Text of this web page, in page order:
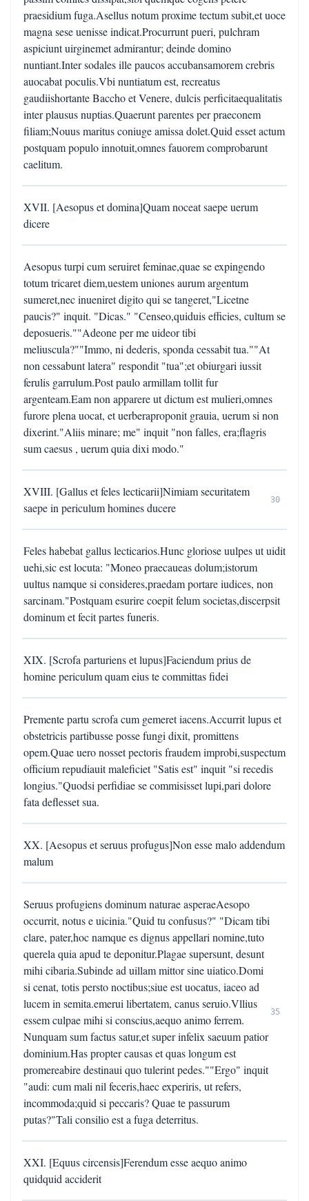
praesidium fuga.Asellus notum proxime tectum subit,et uoce
magna sese uenisse indicat.Procurrunt pueri, pulchram
aspiciunt uirginemet admirantur; deinde domino
nuntiant.Inter sodales ille paucos accubansamorem crebris
auocabat poculis.Vbi nuntiatum est, recreatus
gaudiishortante Baccho et Venere, dulcis perficitaequalitatis
inter plausus nuptias.Quaerunt parentes per praeconem
filiam;Nouus maritus coniuge amissa dolet.Quid esset actum
postquam populo innotuit,omnes fauorem comprobarunt
caelitum.
XVII. [Aesopus et domina]Quam noceat saepe uerum
dicere
Aesopus turpi cum seruiret feminae,quae se expingendo
totum tricaret diem,uestem uniones aurum argentum
sumeret,nec inueniret digito qui se tangeret,"Licetne
paucis?" inquit. "Dicas." "Censeo,quiduis efficies, cultum se
deposueris.""Adeone per me uideor tibi
meliuscula?""Immo, ni dederis, sponda cessabit tua.""At
non cessabunt latera" respondit "tua";et obiurgari iussit
ferulis garrulum.Post paulo armillam tollit fur
argenteam.Eam non apparere ut dictum est mulieri,omnes
furore plena uocat, et uerberaproponit grauia, uerum si non
dixerint."Aliis minare; me" inquit "non falles, era;flagris
sum caesus , uerum quia dixi modo."
XVIII. [Gallus et feles lecticarii]Nimiam securitatem
saepe in periculum homines ducere
30
Feles habebat gallus lecticarios.Hunc gloriose uulpes ut uidit
uehi,sic est locuta: "Moneo praecaueas dolum;istorum
uultus namque si consideres,praedam portare iudices, non
sarcinam."Postquam esurire coepit felum societas,discerpsit
dominum et fecit partes funeris.
XIX. [Scrofa parturiens et lupus]Faciendum prius de
homine periculum quam eius te committas fidei
Premente partu scrofa cum gemeret iacens.Accurrit lupus et
obstetricis partibusse posse fungi dixit, promittens
opem.Quae uero nosset pectoris fraudem improbi,suspectum
officium repudiauit maleficiet "Satis est" inquit "si recedis
longius."Quodsi perfidiae se commisisset lupi,pari dolore
fata deflesset sua.
XX. [Aesopus et seruus profugus]Non esse malo addendum
malum
Seruus profugiens dominum naturae asperaeAesopo
occurrit, notus e uicinia."Quid tu confusus?" "Dicam tibi
clare, pater,hoc namque es dignus appellari nomine,tuto
querela quia apud te deponitur.Plagae supersunt, desunt
mihi cibaria.Subinde ad uillam mittor sine uiatico.Domi
si cenat, totis persto noctibus;siue est uocatus, iaceo ad
lucem in semita.emerui libertatem, canus seruio.Vllius
essem culpae mihi si conscius,aequo animo ferrem.
Nunquam sum factus satur,et super infelix saeuum patior
dominium.Has propter causas et quas longum est
promereabire destinaui quo tulerint pedes.""Ergo" inquit
"audi: cum mali nil feceris,haec experiris, ut refers,
incommoda;quid si peccaris? Quae te passurum
putas?"Tali consilio est a fuga deterritus.
35
XXI. [Equus circensis]Ferendum esse aequo animo
quidquid acciderit